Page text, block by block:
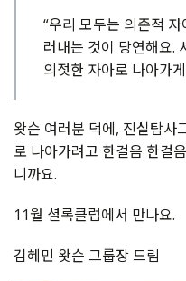
“우리 모두는 의존적
러내는 것이 당연해요.
의젓한 자아로 나아가
왓슨 여러분 덕에, 진실탐사
로 나아가려고 한걸음 한걸
니까요.
11월 셜록클럽에서 만나요.
김혜민 왓슨 그룹장 드림